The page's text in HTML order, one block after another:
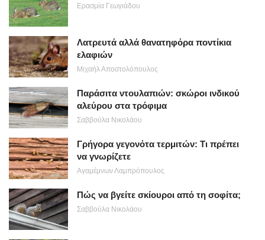
Ερασμία Γεωγιάδου
Λατρευτά αλλά θανατηφόρα ποντίκια
ελαφιών
Μιχαήλ Αποστολόπουλος
Παράσιτα ντουλαπιών: σκώροι ινδικού
αλεύρου στα τρόφιμα
Σαββούλα Νικολάου
Γρήγορα γεγονότα τερμιτών: Τι πρέπει
να γνωρίζετε
Αγαμέμνων Λαμπρόπουλος
Πώς να βγείτε σκίουροι από τη σοφίτα;
Σαββούλα Νικολάου